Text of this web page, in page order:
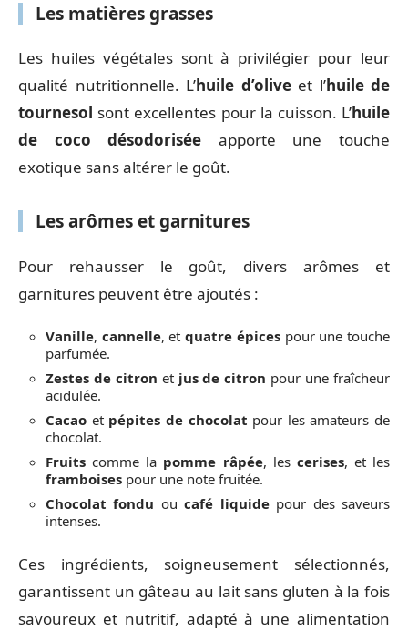
Les matières grasses
Les huiles végétales sont à privilégier pour leur
qualité nutritionnelle. L’huile d’oliveet l’huile de
tournesol sont excellentes pour la cuisson. L’huile
de coco désodorisée apporte une touche
exotique sans altérer le goût.
Les arômes et garnitures
Pour rehausser le goût, divers arômes et
garnitures peuvent être ajoutés :
Vanille, cannelle, etquatre épicespour une touche
parfumée.
Zestes de citron et jus de citron pour une fraîcheur
acidulée.
Cacao et pépites de chocolat pour les amateurs de
chocolat.
Fruits comme la pomme râpée, les cerises, et les
framboises pour une note fruitée.
Chocolat fondu oucafé liquidepour des saveurs
intenses.
Ces ingrédients, soigneusement sélectionnés,
garantissent un gâteau au lait sans gluten à la fois
savoureux et nutritif, adapté à une alimentation